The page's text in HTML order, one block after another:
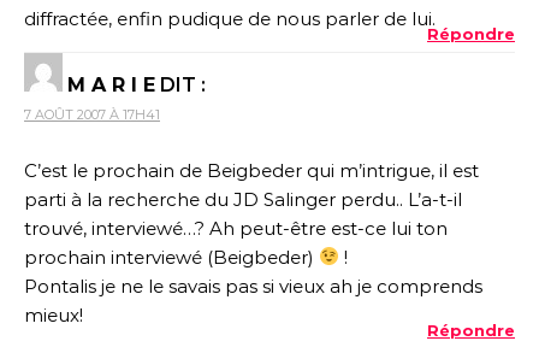
diffractée, enfin pudique de nous parler de lui.
Répondre
M A R I E DIT :
7 AOÛT 2007 À 17H41
C’est le prochain de Beigbeder qui m’intrigue, il est
parti à la recherche du JD Salinger perdu.. L’a-t-il
trouvé, interviewé…? Ah peut-être est-ce lui ton
prochain interviewé (Beigbeder)
!
Pontalis je ne le savais pas si vieux ah je comprends
mieux!
Répondre